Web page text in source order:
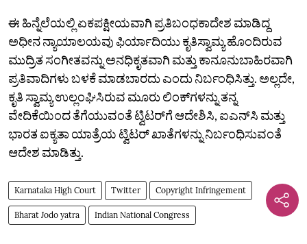
ಈ ಹಿನ್ನೆಲೆಯಲ್ಲಿ ಏಕಪಕ್ಷೀಯವಾಗಿ ಪ್ರತಿಬಂಧಕಾದೇಶ ಮಾಡಿದ್ದ
ಅಧೀನ ನ್ಯಾಯಾಲಯವು ಫಿರ್ಯಾದಿಯು ಕೃತಿಸ್ವಾಮ್ಯ ಹೊಂದಿರುವ
ಮುದ್ರಿತ ಸಂಗೀತವನ್ನು ಅನಧಿಕೃತವಾಗಿ ಮತ್ತು ಕಾನೂನುಬಾಹಿರವಾಗಿ
ಪ್ರತಿವಾದಿಗಳು ಬಳಕೆ ಮಾಡಬಾರದು ಎಂದು ನಿರ್ಬಂಧಿಸಿತ್ತು. ಅಲ್ಲದೇ,
ಕೃತಿ ಸ್ವಾಮ್ಯ ಉಲ್ಲಂಘಿಸಿರುವ ಮೂರು ಲಿಂಕ್‌ಗಳನ್ನು ತನ್ನ
ವೇದಿಕೆಯಿಂದ ತೆಗೆಯುವಂತೆ ಟ್ವಿಟರ್‌ಗೆ ಆದೇಶಿಸಿ, ಐಎನ್‌ಸಿ ಮತ್ತು
ಭಾರತ ಐಕ್ಯತಾ ಯಾತ್ರೆಯ ಟ್ವಿಟರ್‌ ಖಾತೆಗಳನ್ನು ನಿರ್ಬಂಧಿಸುವಂತೆ
ಆದೇಶ ಮಾಡಿತ್ತು.
Karnataka High Court Twitter Copyright Infringement
Bharat Jodo yatra Indian National Congress